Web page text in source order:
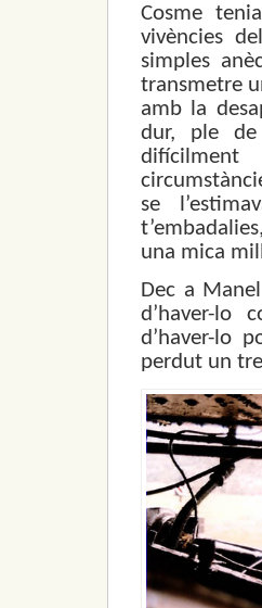
Cosme
vivències
simples
transmetre
amb la
dur, ple de
se
una mica
Dec a
d’haver-lo
d’haver-lo
perdut un